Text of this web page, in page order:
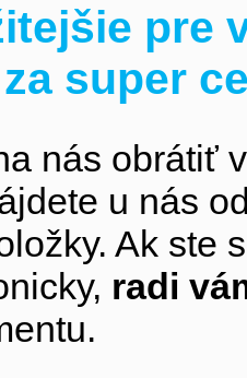
pre
super
nás obrátiť
u nás
Ak ste
radi